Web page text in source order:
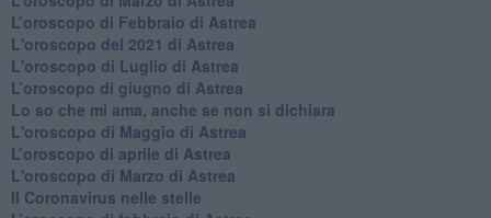
​L’oroscopo di Febbraio di Astrea
L'oroscopo del 2021 di Astrea
L'oroscopo di Luglio di Astrea
​L’oroscopo di giugno di Astrea
​Lo so che mi ama, anche se non si dichiara
L'oroscopo di Maggio di Astrea
​L’oroscopo di aprile di Astrea
L'oroscopo di Marzo di Astrea
Il Coronavirus nelle stelle